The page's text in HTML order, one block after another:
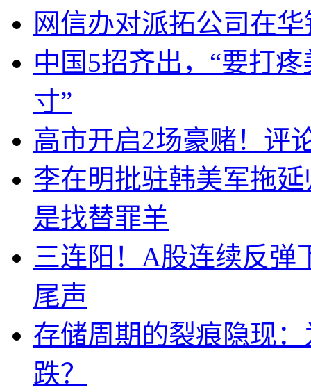
网信办对派拓公司在
中国5招齐出，“要打
寸”
高市开启2场豪赌！评
李在明批驻韩美军拖
是找替罪羊
三连阳！A股连续反弹
尾声
存储周期的裂痕隐现
跌？